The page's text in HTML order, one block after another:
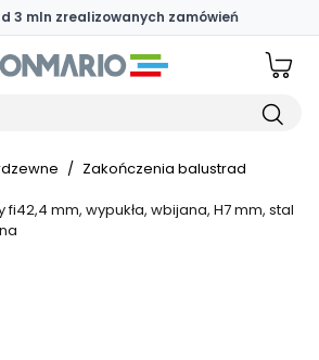
strony
3 mln zrealizowanych zamówień
/ Zakończenia balustrad
mm, wypukła, wbijana, H7 mm, stal